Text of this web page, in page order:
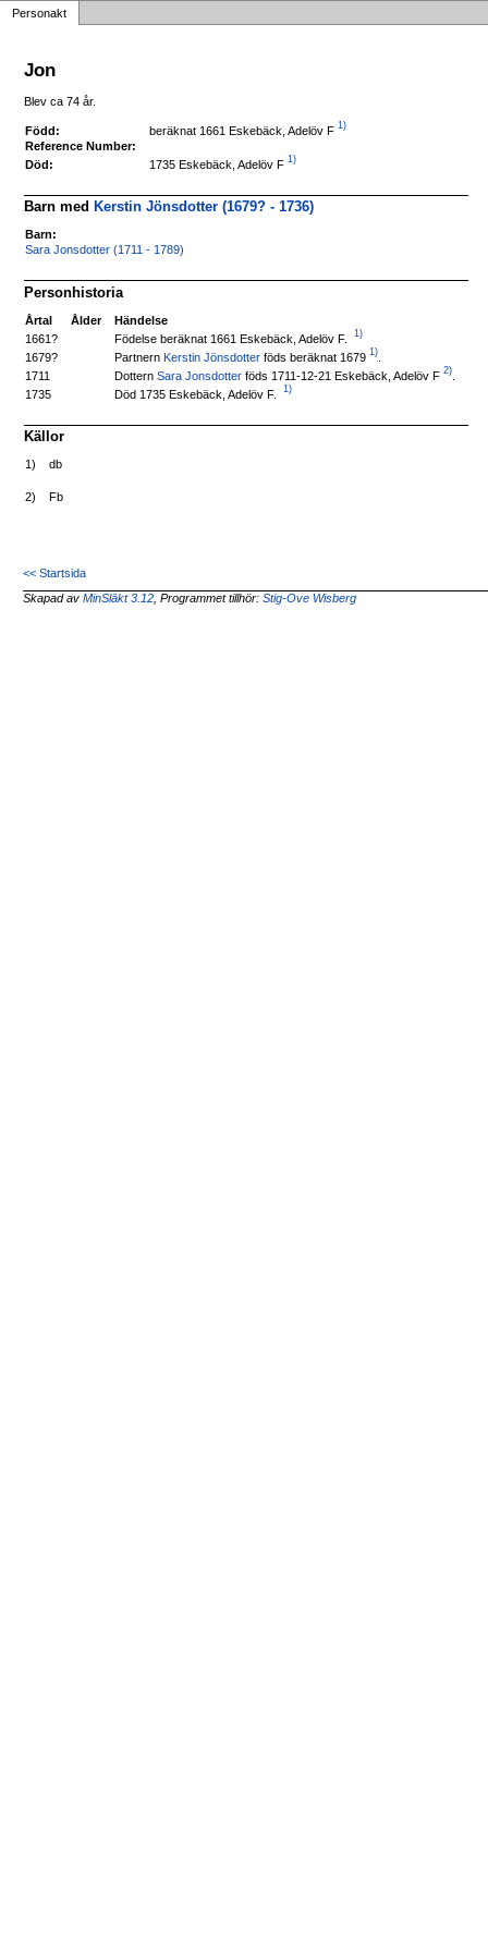
Personakt
Jon
Blev ca 74 år.
Född: beräknat 1661 Eskebäck, Adelöv F 1)
Reference Number:
Död:
1735 Eskebäck, Adelöv F 1)
Barn med Kerstin Jönsdotter (1679? - 1736)
Barn:
Sara Jonsdotter (1711 - 1789)
Personhistoria
Årtal Ålder
Händelse
1661?
Födelse beräknat 1661 Eskebäck, Adelöv F. 1)
1679? PartnernKerstin Jönsdotter föds beräknat 1679 1)
1711
Dottern Sara Jonsdotter föds 1711-12-21 Eskebäck, Adelöv F 2)
1735
Död 1735 Eskebäck, Adelöv F. 1)
Källor
1) db
2) Fb
<< Startsida
Skapad avMinSläkt 3.12 , Programmet tillhör:Stig-Ove Wisberg